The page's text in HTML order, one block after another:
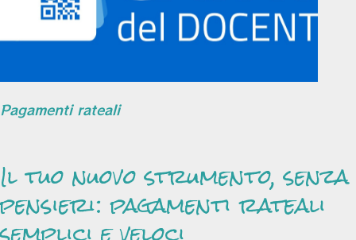
Pagamenti rateali
Il tuo nuovo strumento, senza
pensieri: pagamenti rateali